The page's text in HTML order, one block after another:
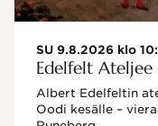
SU 9.8.2026 klo
Edelfelt Ateljee
Albert Edelfeltin
Oodi kesälle –